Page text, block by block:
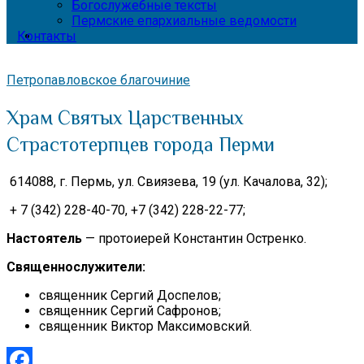
Богослужебные тексты
Пермские епархиальные ведомости
Контакты
Петропавловское благочиние
Храм Святых Царственных
Страстотерпцев города Перми
614088, г. Пермь, ул. Свиязева, 19 (ул. Качалова, 32);
+ 7 (342) 228-40-70, +7 (342) 228-22-77;
Настоятель — протоиерей Константин Остренко.
Священнослужители:
священник Сергий Доспелов;
священник Сергий Сафронов;
священник Виктор Максимовский.